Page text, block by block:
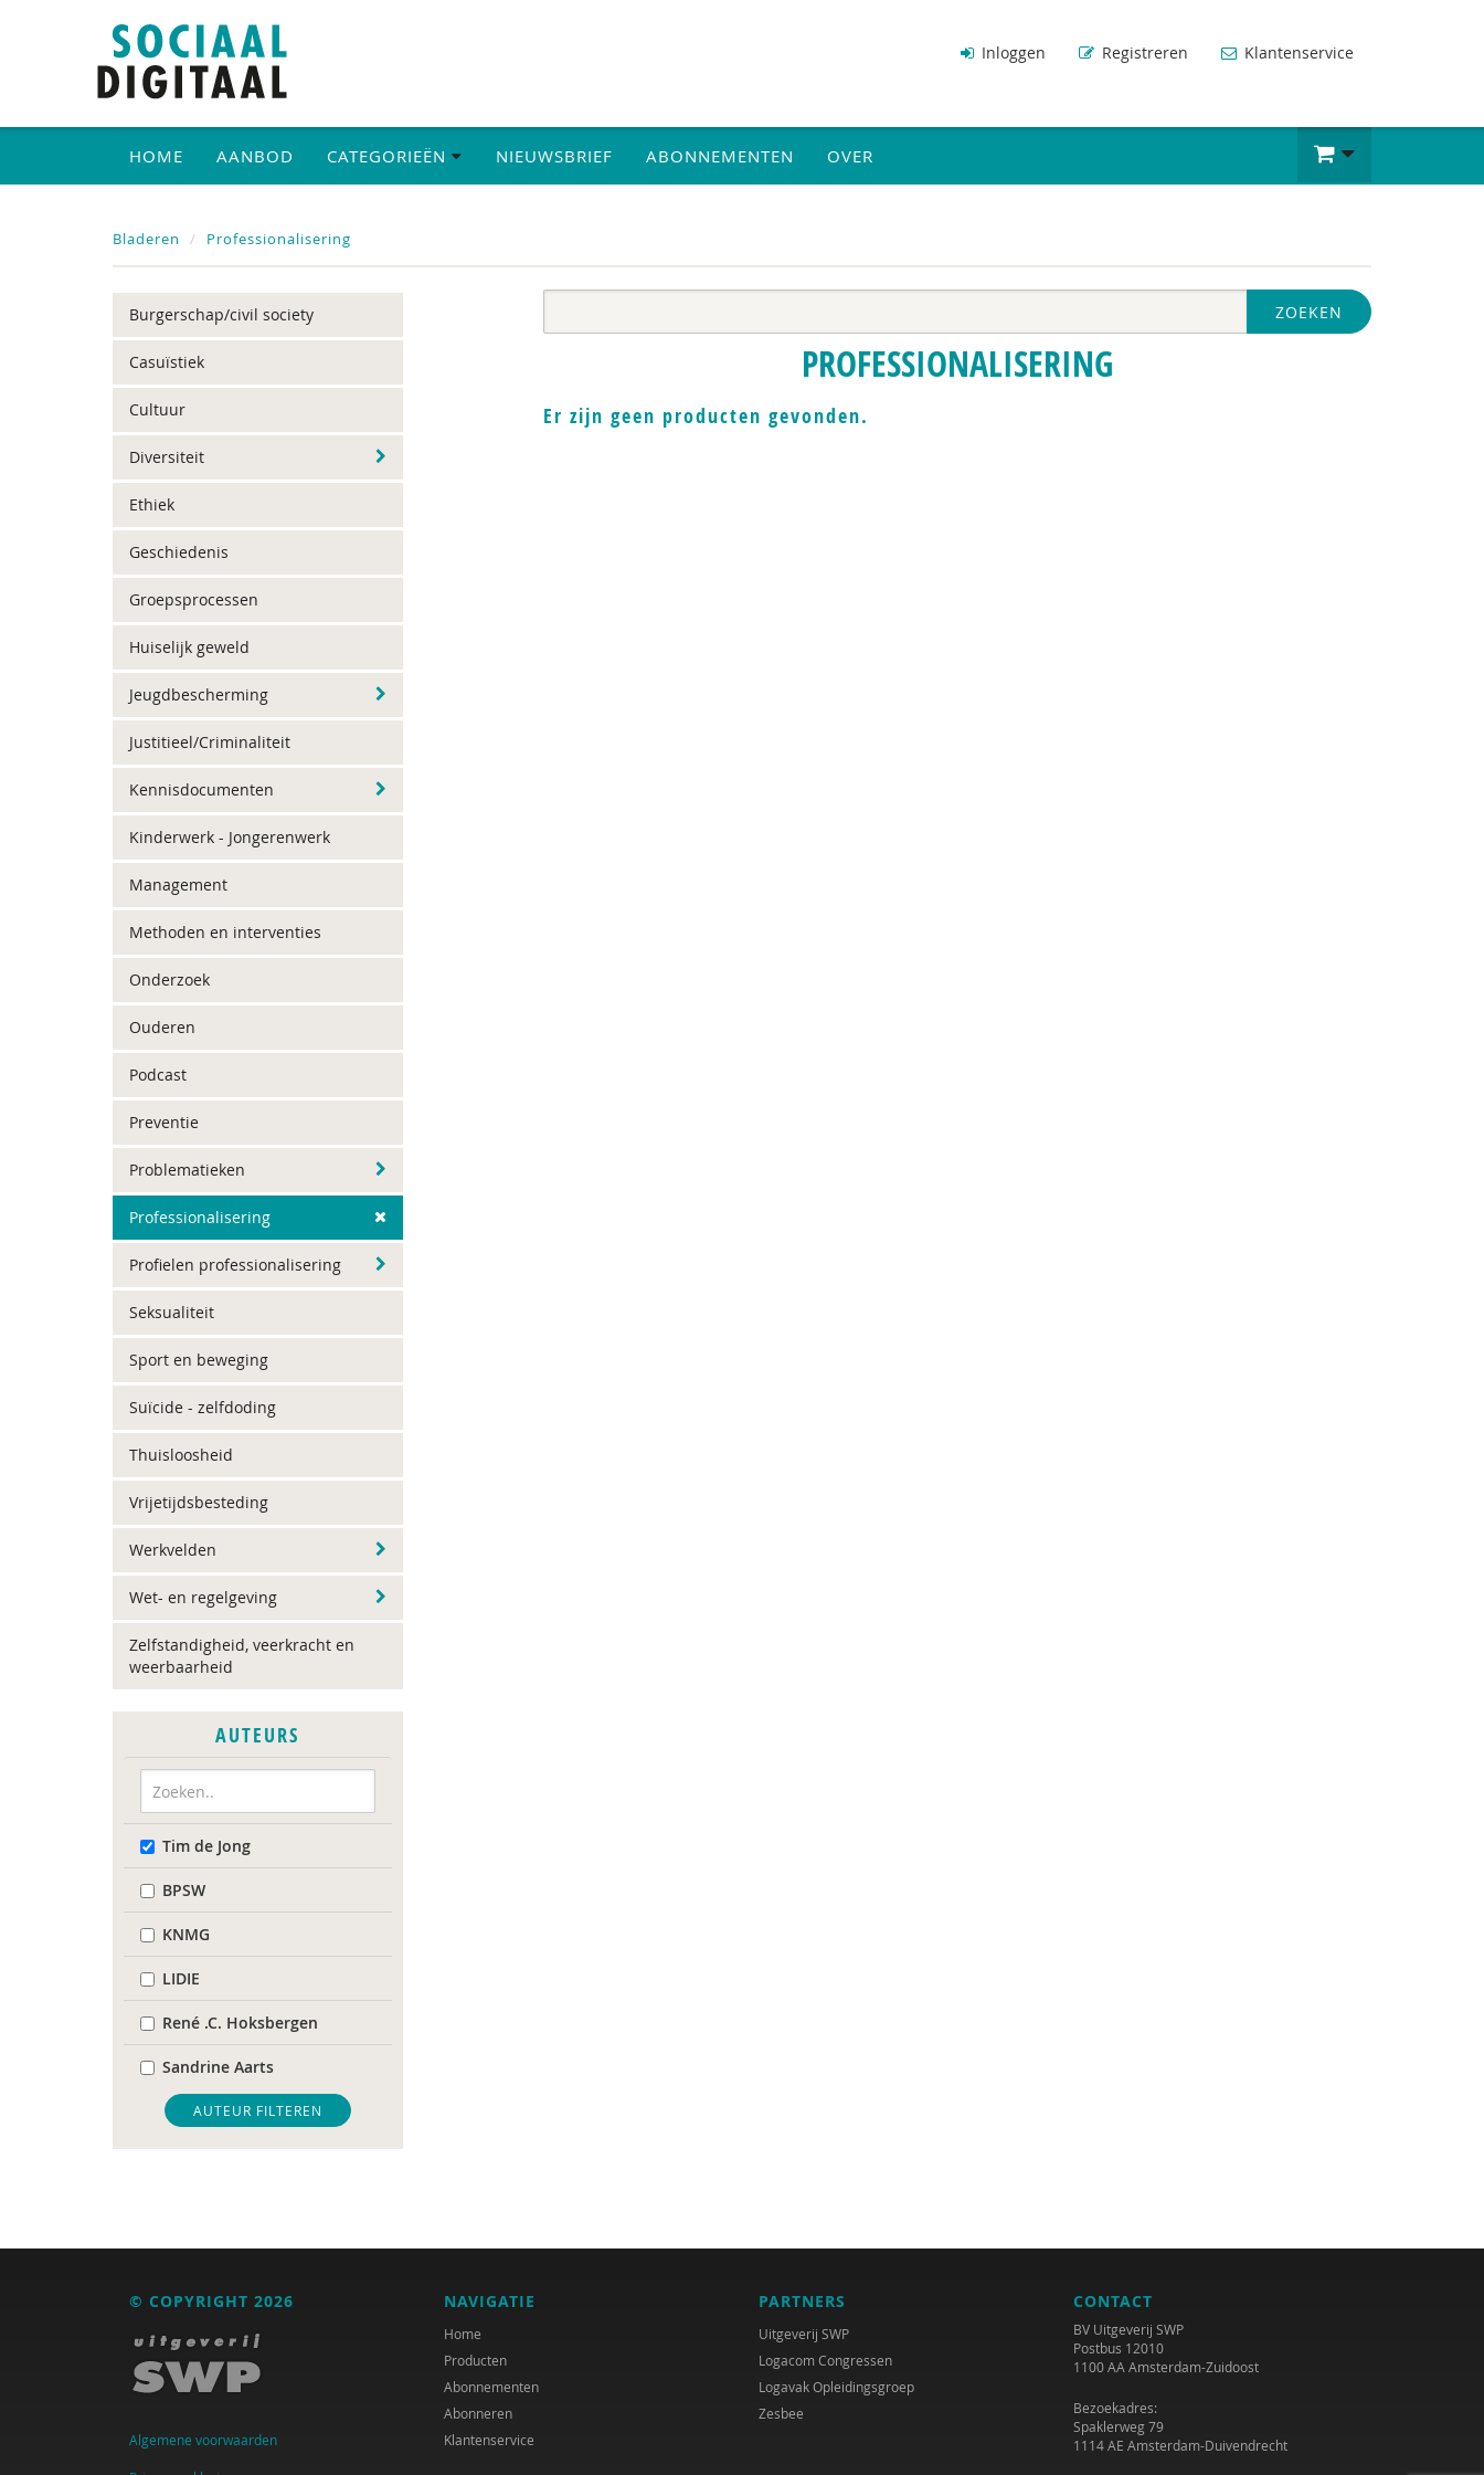
Inloggen Registreren Klantenservice
HOME AANBOD CATEGORIEËN NIEUWSBRIEF ABONNEMENTEN OVER
Bladeren Professionalisering
Burgerschap/civil society
Casuïstiek
Cultuur
Diversiteit
Ethiek
Geschiedenis
Groepsprocessen
Huiselijk geweld
Jeugdbescherming
Justitieel/Criminaliteit
Kennisdocumenten
Kinderwerk - Jongerenwerk
Management
Methoden en interventies
Onderzoek
Ouderen
Podcast
Preventie
Problematieken
Professionalisering
Profielen professionalisering
Seksualiteit
Sport en beweging
Suïcide - zelfdoding
Thuisloosheid
Vrijetijdsbesteding
Werkvelden
Wet- en regelgeving
Zelfstandigheid, veerkracht en
weerbaarheid
AUTEURS
Tim de Jong
BPSW
KNMG
LIDIE
René .C. Hoksbergen
Sandrine Aarts
Alma Akkerman
Alaoui Alaoui
Astrid Altena
Mariëlle an Hest
Mariët an Rossum
AUTEUR FILTEREN
ZOEKEN
PROFESSIONALISERING
Er zijn geen producten gevonden.
© COPYRIGHT 2026
Algemene voorwaarden
NAVIGATIE
Home
Producten
Abonnementen
Abonneren
Klantenservice
PARTNERS
Uitgeverij SWP
Logacom Congressen
Logavak Opleidingsgroep
Zesbee
CONTACT
BV Uitgeverij SWP
Postbus 12010
1100 AA Amsterdam-Zuidoost
Bezoekadres:
Spaklerweg 79
1114 AE Amsterdam-Duivendrecht